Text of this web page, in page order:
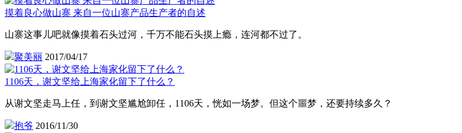
摸着良心做山寨 来自一位山寨产品生产者的自述
山寨这事儿吧就像摸着石头过河，千万不能石头摸上瘾，连河都不过了。
聚美丽 2017/04/17
1106天，谢文坚给上海家化留下了什么？
从谢文坚走马上任，到谢文坚尴尬卸任，1106天，恍如一场梦。但这个噩梦，还要持续多久？
抱爷 2016/11/30